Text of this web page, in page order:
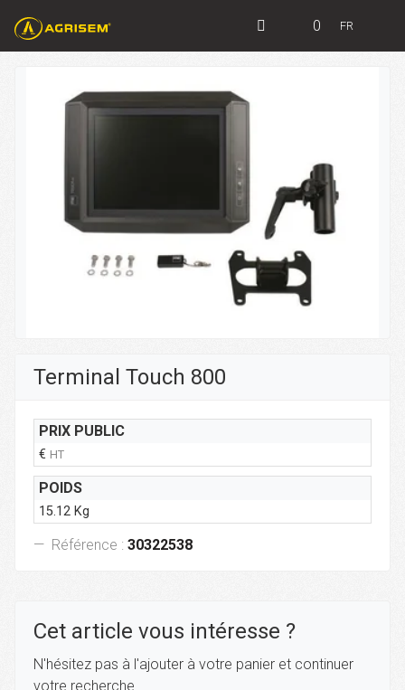
0 FR
Terminal Touch 800
PRIX PUBLIC
€ HT
POIDS
15.12 Kg
Référence : 30322538
Cet article vous intéresse ?
N'hésitez pas à l'ajouter à votre panier et continuer
votre recherche